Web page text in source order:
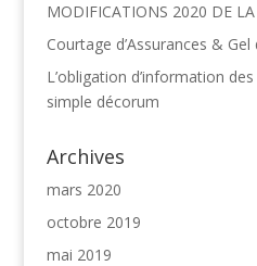
MODIFICATIONS 2020 DE
Courtage d’Assurances & Gel
L’obligation d’information
simple décorum
Archives
mars 2020
octobre 2019
mai 2019